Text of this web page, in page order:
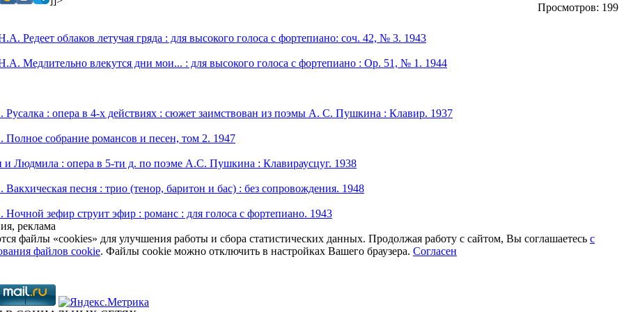
Просмотров: 199
Редеет облаков летучая гряда : для высокого голоса с фортепиано: соч. 42, № 3. 1943
Медлительно влекутся дни мои... : для высокого голоса с фортепиано : Ор. 51, № 1. 1944
: опера в 4-х действиях : сюжет заимствован из поэмы А. С. Пушкина : Клавир. 1937
собрание романсов и песен, том 2. 1947
Людмила : опера в 5-ти д. по поэме А.С. Пушкина : Клавираусцуг. 1938
песня : трио (тенор, баритон и бас) : без сопровождения. 1948
зефир струит эфир : романс : для голоса с фортепиано. 1943
реклама
файлы «cookies» для улучшения работы и сбора статистических данных. Продолжая работу с сайтом, Вы соглашаетесь с
файлов cookie. Файлы cookie можно отключить в настройках Вашего браузера. Согласен